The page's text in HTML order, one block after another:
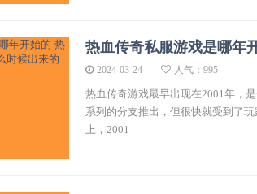
热血传奇私服游戏是哪年
2024-03-24 人气：995
热血传奇游戏最早出现在2001年，
系列的分支推出，但很快就受到了
上，2001